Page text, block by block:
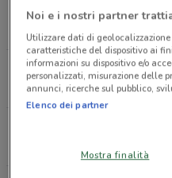
Via G. F. Pocar, 1
7.4 km
APERTO
Corso Giuseppe
17 km
APERTO
Noi e i nostri partner
Utilizzare dati di
caratteristiche del dispositivo ai
informazioni su dispositivo e/o
personalizzati, misurazione delle
annunci, ricerche sul pubblico,
Elenco dei partner
Mostra finalità